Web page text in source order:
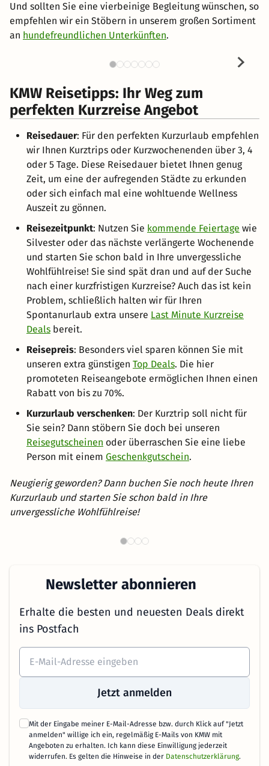
Und sollten Sie eine vierbeinige Begleitung wünschen, so
empfehlen wir ein Stöbern in unserem großen Sortiment
an hundefreundlichen Unterkünften.
KMW Reisetipps: Ihr Weg zum
perfekten Kurzreise Angebot
Reisedauer: Für den perfekten Kurzurlaub empfehlen
wir Ihnen Kurztrips oder Kurzwochenenden über 3, 4
oder 5 Tage. Diese Reisedauer bietet Ihnen genug
Zeit, um eine der aufregenden Städte zu erkunden
oder sich einfach mal eine wohltuende Wellness
Auszeit zu gönnen.
Reisezeitpunkt: Nutzen Sie kommende Feiertage wie
Silvester oder das nächste verlängerte Wochenende
und starten Sie schon bald in Ihre unvergessliche
Wohlfühlreise! Sie sind spät dran und auf der Suche
nach einer kurzfristigen Kurzreise? Auch das ist kein
Problem, schließlich halten wir für Ihren
Spontanurlaub extra unsere Last Minute Kurzreise
Deals bereit.
Reisepreis: Besonders viel sparen können Sie mit
unseren extra günstigen Top Deals. Die hier
promoteten Reiseangebote ermöglichen Ihnen einen
Rabatt von bis zu 70%.
Kurzurlaub verschenken: Der Kurztrip soll nicht für
Sie sein? Dann stöbern Sie doch bei unseren
Reisegutscheinen oder überraschen Sie eine liebe
Person mit einem Geschenkgutschein.
Neugierig geworden? Dann buchen Sie noch heute Ihren
Kurzurlaub und starten Sie schon bald in Ihre
unvergessliche Wohlfühlreise!
Newsletter abonnieren
Erhalte die besten und neuesten Deals direkt
ins Postfach
Jetzt anmelden
Mit der Eingabe meiner E-Mail-Adresse bzw. durch Klick auf "Jetzt
anmelden" willige ich ein, regelmäßig E-Mails von KMW mit
Angeboten zu erhalten. Ich kann diese Einwilligung jederzeit
widerrufen. Es gelten die Hinweise in der Datenschutzerklärung.